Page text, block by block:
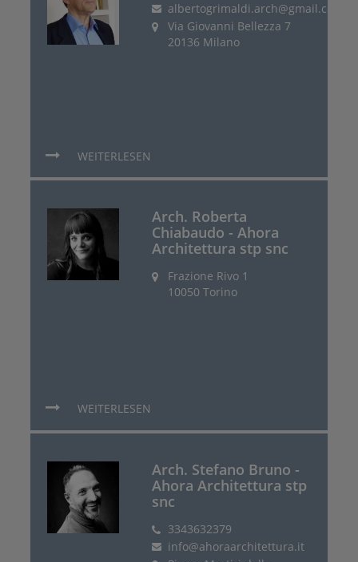
albertogrimaldi.arch@gmail.com
Via Giovanni Bellezza 7
20136 Milano
WEITERLESEN
Arch. Roberta
Chiabaudo - Ahora
Architettura stp snc
Frazione Rivo 1
10050 Torino
WEITERLESEN
Arch. Stefano Bruno -
Ahora Architettura stp
snc
3343632379
info@ahoraarchitettura.it